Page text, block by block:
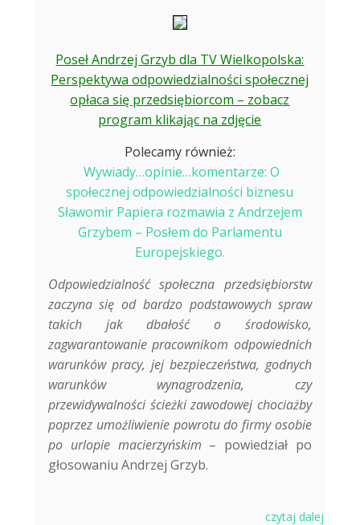
Poseł Andrzej Grzyb dla TV Wielkopolska:
Perspektywa odpowiedzialności społecznej
opłaca się przedsiębiorcom – zobacz
program klikając na zdjęcie
Polecamy również:
Wywiady…opinie…komentarze: O
społecznej odpowiedzialności biznesu
Sławomir Papiera rozmawia z Andrzejem
Grzybem – Posłem do Parlamentu
Europejskiego.
Odpowiedzialność społeczna przedsiębiorstw
zaczyna się od bardzo podstawowych spraw
takich jak dbałość o środowisko,
zagwarantowanie pracownikom odpowiednich
warunków pracy, jej bezpieczeństwa, godnych
warunków wynagrodzenia, czy
przewidywalności ścieżki zawodowej chociażby
poprzez umożliwienie powrotu do firmy osobie
po urlopie macierzyńskim – powiedział po
głosowaniu Andrzej Grzyb.
czytaj dalej